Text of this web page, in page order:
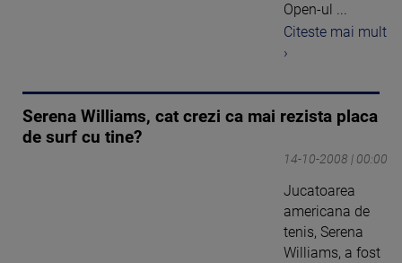
Open-ul ...
Citeste mai mult
›
Serena Williams, cat crezi ca mai rezista placa
de surf cu tine?
14-10-2008 | 00:00
Jucatoarea
americana de
tenis, Serena
Williams, a fost